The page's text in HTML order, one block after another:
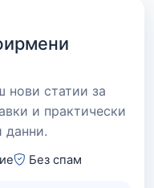
нови статии за
и практически
данни.
Без спам